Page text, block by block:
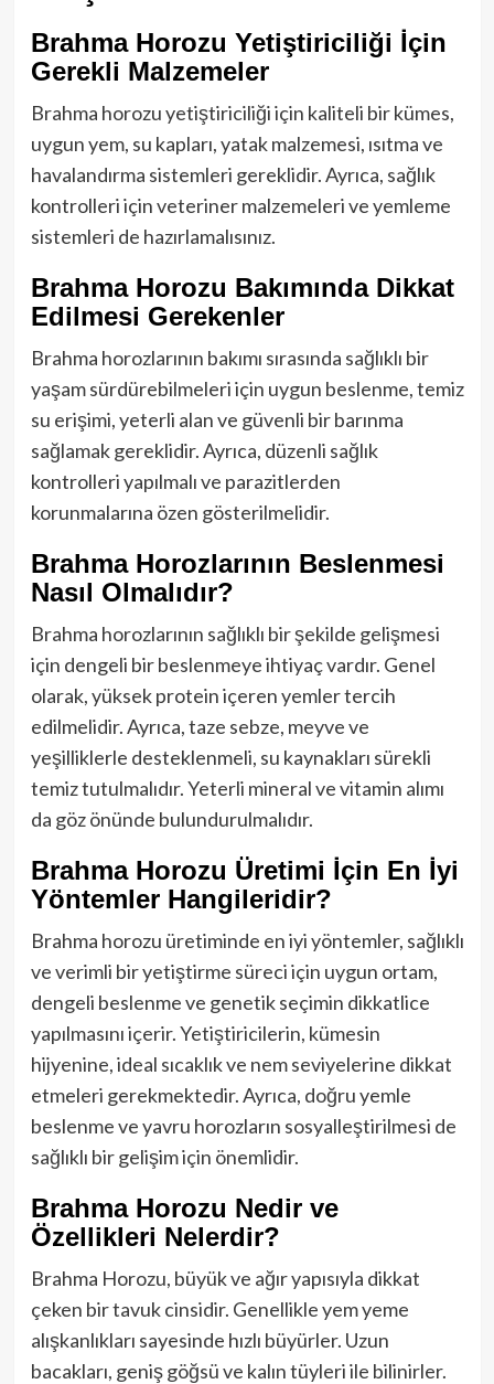
Brahma Horozu Yetiştiriciliği İçin
Gerekli Malzemeler
Brahma horozu yetiştiriciliği için kaliteli bir kümes,
uygun yem, su kapları, yatak malzemesi, ısıtma ve
havalandırma sistemleri gereklidir. Ayrıca, sağlık
kontrolleri için veteriner malzemeleri ve yemleme
sistemleri de hazırlamalısınız.
Brahma Horozu Bakımında Dikkat
Edilmesi Gerekenler
Brahma horozlarının bakımı sırasında sağlıklı bir
yaşam sürdürebilmeleri için uygun beslenme, temiz
su erişimi, yeterli alan ve güvenli bir barınma
sağlamak gereklidir. Ayrıca, düzenli sağlık
kontrolleri yapılmalı ve parazitlerden
korunmalarına özen gösterilmelidir.
Brahma Horozlarının Beslenmesi
Nasıl Olmalıdır?
Brahma horozlarının sağlıklı bir şekilde gelişmesi
için dengeli bir beslenmeye ihtiyaç vardır. Genel
olarak, yüksek protein içeren yemler tercih
edilmelidir. Ayrıca, taze sebze, meyve ve
yeşilliklerle desteklenmeli, su kaynakları sürekli
temiz tutulmalıdır. Yeterli mineral ve vitamin alımı
da göz önünde bulundurulmalıdır.
Brahma Horozu Üretimi İçin En İyi
Yöntemler Hangileridir?
Brahma horozu üretiminde en iyi yöntemler, sağlıklı
ve verimli bir yetiştirme süreci için uygun ortam,
dengeli beslenme ve genetik seçimin dikkatlice
yapılmasını içerir. Yetiştiricilerin, kümesin
hijyenine, ideal sıcaklık ve nem seviyelerine dikkat
etmeleri gerekmektedir. Ayrıca, doğru yemle
beslenme ve yavru horozların sosyalleştirilmesi de
sağlıklı bir gelişim için önemlidir.
Brahma Horozu Nedir ve
Özellikleri Nelerdir?
Brahma Horozu, büyük ve ağır yapısıyla dikkat
çeken bir tavuk cinsidir. Genellikle yem yeme
alışkanlıkları sayesinde hızlı büyürler. Uzun
bacakları, geniş göğsü ve kalın tüyleri ile bilinirler.